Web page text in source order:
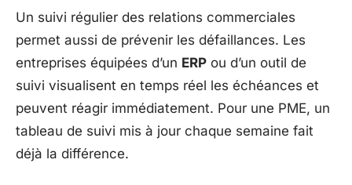
Un suivi régulier des relations commerciales
permet aussi de prévenir les défaillances. Les
entreprises équipées d’un ERP ou d’un outil de
suivi visualisent en temps réel les échéances et
peuvent réagir immédiatement. Pour une PME, un
tableau de suivi mis à jour chaque semaine fait
déjà la différence.